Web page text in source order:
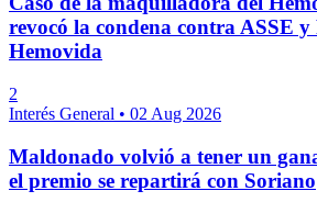
revocó la condena contra ASSE
Hemovida
2
Interés General • 02 Aug 2026
Maldonado volvió a tener un
el premio se repartirá con Soriano